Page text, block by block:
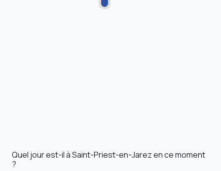
Quel jour est-il à Saint-Priest-en-Jarez en ce moment
?